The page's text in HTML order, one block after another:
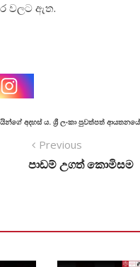
වලට ඇත.
අදහස් ය. ශ්‍රී ලංකා පුවත්පත්
Previous
පාඩම් උගත් කොමිසම